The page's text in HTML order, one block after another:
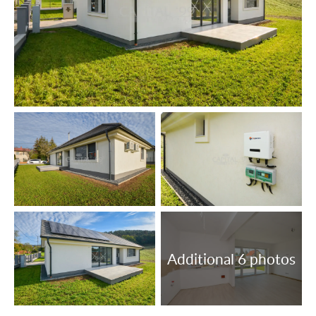
gewrichtsziekten evenals dermatologische en
neurologische aandoeningen. Er is een sterk ontwikkeld
medisch centrum gebouwd bij de thermale bron. Er zijn
veel optreden in de zomer met braderieën en concerten.
Het dorp heeft een lange geschiedenis van de wijnbouw
en wijnproductie.
Indeling: slaapkamer 10,30 m², slaapkamer 12,44 m²,
badkamer + toilet 5,77 m², gang 3,18 m², kleedkamer 3,64
m², entree 2,79 m², zitkamer + keuken 32,66 m²,
slaapkamer 10,98 m², douche + toilet 4,26 m², terras
14,90 m².
Inrichting:
De woning is aangesloten op het elektriciteits-, gas-,
water- en rioleringsnet. Internet, kabel-tv, tv-antenne,
airconditioning, intercom zijn geïnstalleerd.
Verwarmingssysteem: centrale verwarming op gas.
Kunststof ramen met 3 gelaagde isolerende ruiten.